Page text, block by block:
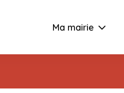
Ma mairie